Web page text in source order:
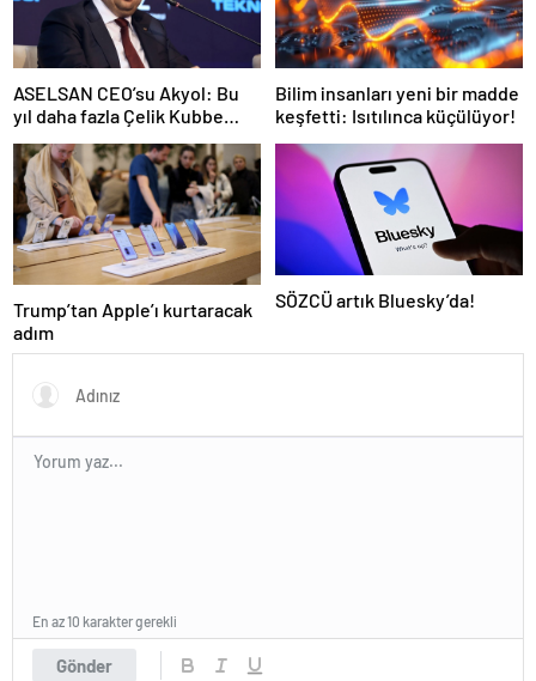
ASELSAN CEO’su Akyol: Bu
yıl daha fazla Çelik Kubbe
bileşenini envantere
vereceğiz
Bilim insanları yeni bir madde
keşfetti: Isıtılınca küçülüyor!
Trump’tan Apple’ı kurtaracak
adım
SÖZCÜ artık Bluesky’da!
Gönder
En az 10 karakter gerekli